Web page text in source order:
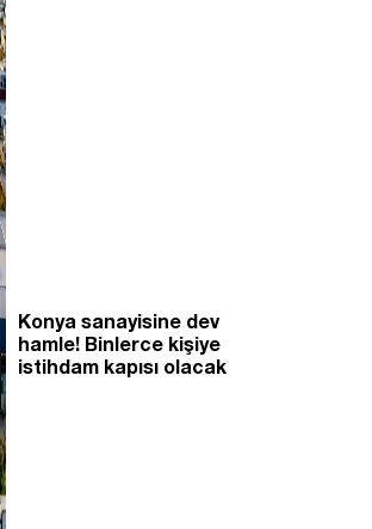
Konya sanayisine dev
hamle! Binlerce kişiye
istihdam kapısı olacak